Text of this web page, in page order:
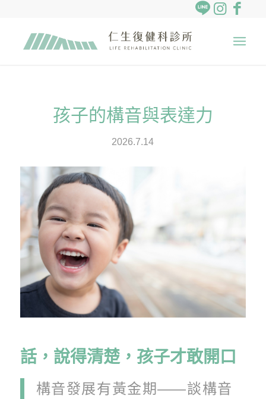
孩子的構音與表達力
2026.7.14
話，說得清楚，孩子才敢開口
構音發展有黃金期——談構音